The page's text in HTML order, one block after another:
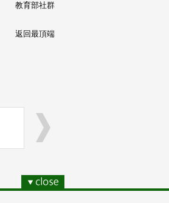
教育部社群
返回最頂端